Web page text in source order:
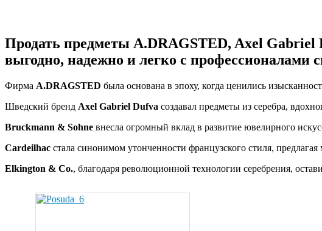
Продать предметы A.DRAGSTED, Axel
выгодно, надежно и легко с профессионалами
Фирма A.DRAGSTED была основана в эпоху, когда ценились
Шведский бренд Axel Gabriel Dufva создавал предметы из серебра,
Bruckmann & Sohne внесла огромный вклад в развитие ювелирного
Cardeilhac стала синонимом утонченности французского стиля,
Elkington & Co., благодаря революционной технологии серебрения,